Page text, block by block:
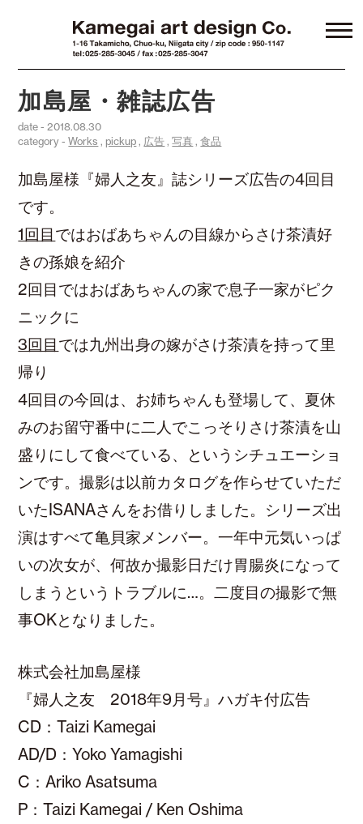
加島屋・雑誌広告
date - 2018.08.30
category -Works ,pickup , 広告 ,写真 ,食品
加島屋様『婦人之友』誌シリーズ広告の4回目
です。
1回目ではおばあちゃんの目線からさけ茶漬好
きの孫娘を紹介
2回目ではおばあちゃんの家で息子一家がピク
ニックに
3回目では九州出身の嫁がさけ茶漬を持って里
帰り
4回目の今回は、お姉ちゃんも登場して、夏休
みのお留守番中に二人でこっそりさけ茶漬を山
盛りにして食べている、というシチュエーショ
ンです。撮影は以前カタログを作らせていただ
いたISANAさんをお借りしました。シリーズ出
演はすべて亀貝家メンバー。一年中元気いっぱ
いの次女が、何故か撮影日だけ胃腸炎になって
しまうというトラブルに…。二度目の撮影で無
事OKとなりました。
株式会社加島屋様
『婦人之友 2018年9月号』ハガキ付広告
CD：Taizi Kamegai
AD/D：Yoko Yamagishi
C：Ariko Asatsuma
P：Taizi Kamegai / Ken Oshima